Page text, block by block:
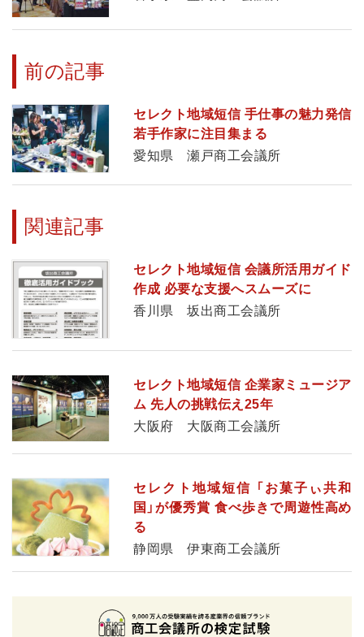
前の記事
セレクト地域短信 手仕事の魅力発信
若手作家に注目集まる
愛知県 瀬戸商工会議所
関連記事
セレクト地域短信 会議所活用ガイド
作成 必要な支援へスムーズに
香川県 坂出商工会議所
セレクト地域短信 企業家ミュージア
ム 先人の挑戦伝え25年
大阪府 大阪商工会議所
セレクト地域短信 「お菓子ぃ共和
国」が優秀賞 食べ歩きで周遊性高め
る
静岡県 伊東商工会議所